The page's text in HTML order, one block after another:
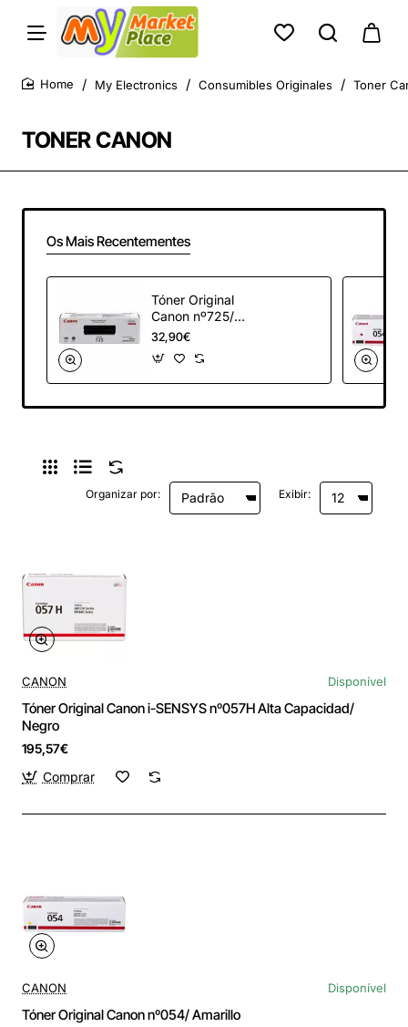
TONER CANON
My Electronics Consumibles Originales Toner
Os Mais Recentementes
Tóner Original
Canon nº725/
Negro
32,90€
Organizar por: Exibir:
CANON Disponível
Tóner Original Canon i-SENSYS nº057H Alta Capacidad/
Negro
195,57€
Comprar
CANON Disponível
Tóner Original Canon nº054/ Amarillo